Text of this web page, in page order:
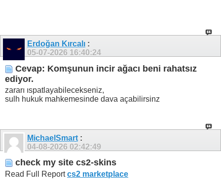
Erdoğan Kırcalı :
05-07-2026 16:40:24
Cevap: Komşunun incir ağacı beni rahatsız
ediyor.
zararı ıspatlayabilecekseniz,
sulh hukuk mahkemesinde dava açabilirsinz
MichaelSmart :
04-08-2026 02:42:49
check my site cs2-skins
Read Full Reportcs2 marketplace